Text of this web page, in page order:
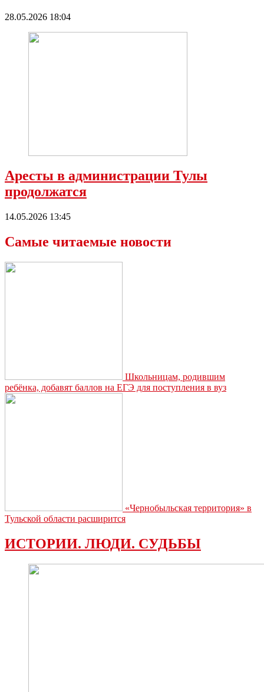
28.05.2026 18:04
Аресты в администрации Тулы
продолжатся
14.05.2026 13:45
Самые читаемые новости
Школьницам, родившим
ребёнка, добавят баллов на ЕГЭ для поступления в вуз
«Чернобыльская территория» в
Тульской области расширится
ИСТОРИИ. ЛЮДИ. СУДЬБЫ